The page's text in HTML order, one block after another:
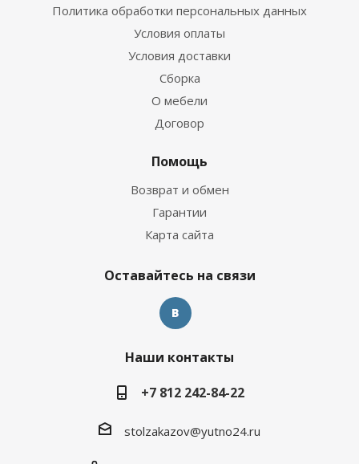
Политика обработки персональных данных
Условия оплаты
Условия доставки
Сборка
О мебели
Договор
Помощь
Возврат и обмен
Гарантии
Карта сайта
Оставайтесь на связи
Наши контакты
+7 812 242-84-22
stolzakazov@yutno24.ru